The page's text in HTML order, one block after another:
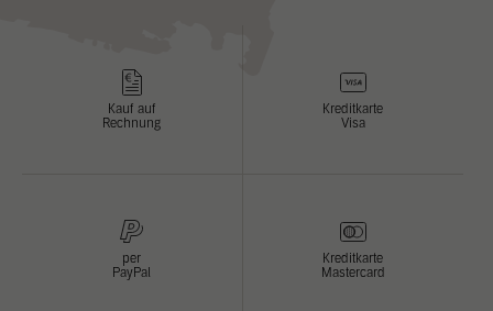
Kauf auf
Rechnung
Kreditkarte
Visa
per
PayPal
Kreditkarte
Mastercard